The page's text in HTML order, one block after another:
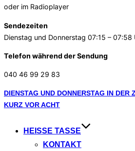
oder im Radioplayer
Sendezeiten
Dienstag und Donnerstag 07:15 – 07:58
Telefon während der Sendung
040 46 99 29 83
Zum
Inhalt
DIENSTAG UND DONNERSTAG IN DER
KURZ VOR ACHT
HEISSE TASSE
KONTAKT